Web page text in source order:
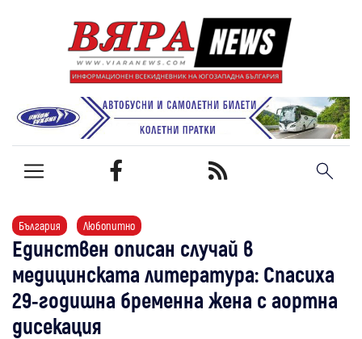
България Любопитно
Единствен описан случай в
медицинската литература: Спасиха
29-годишна бременна жена с аортна
дисекация